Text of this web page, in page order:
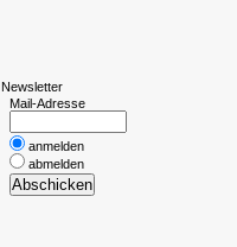
Newsletter
Mail-Adresse
anmelden
abmelden